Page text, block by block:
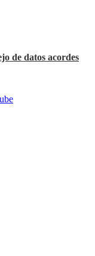
de datos acordes